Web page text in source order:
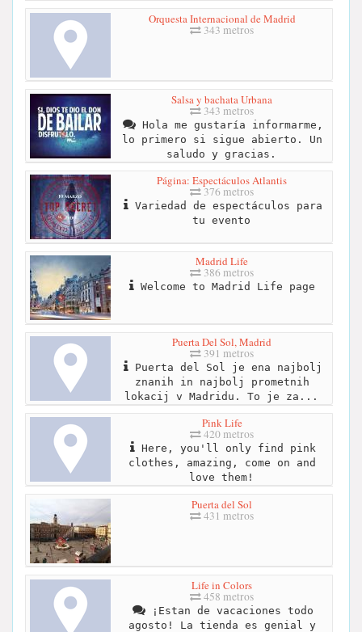
Orquesta Internacional de Madrid
343 metros
Salsa y bachata Urbana
343 metros
Hola me gustaría informarme,
lo primero si sigue abierto. Un
saludo y gracias.
Página: Espectáculos Atlantis
376 metros
Variedad de espectáculos para
tu evento
Madrid Life
386 metros
Welcome to Madrid Life page
Puerta Del Sol, Madrid
391 metros
Puerta del Sol je ena najbolj
znanih in najbolj prometnih
lokacij v Madridu. To je za...
Pink Life
420 metros
Here, you'll only find pink
clothes, amazing, come on and
love them!
Puerta del Sol
431 metros
Life in Colors
458 metros
¡Estan de vacaciones todo
agosto! La tienda es genial y